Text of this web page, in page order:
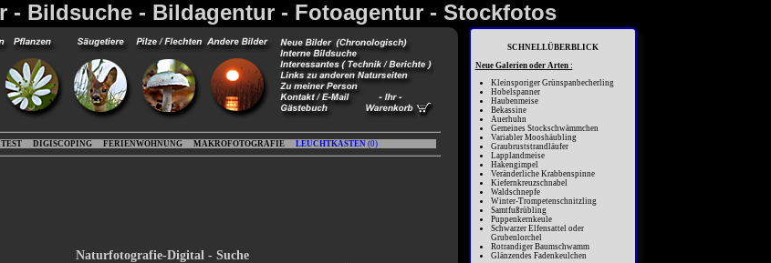
- Bildsuche - Bildagentur - Fotoagentur - Stockfotos
DIGISCOPING FERIENWOHNUNG MAKROFOTOGRAFIE LEUCHTKASTEN (0)
Naturfotografie-Digital - Suche
SCHNELLÜBERBLICK
Neue Galerien oder Arten :
Kleinsporiger Grünspanbecherling
Hobelspanner
Haubenmeise
Bekassine
Auerhuhn
Gemeines Stockschwämmchen
Variabler Mooshäubling
Graubruststrandläufer
Lapplandmeise
Hakengimpel
Veränderliche Krabbenspinne
Kiefernkreuzschnabel
Waldschnepfe
Winter-Trompetenschnitzling
Samtfußrübling
Puppenkernkeule
Schwarzer Elfensattel oder
Grubenlorchel
Rotrandiger Baumschwamm
Glänzendes Fadenkeulchen